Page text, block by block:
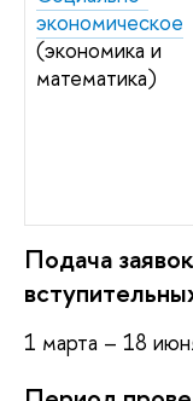
экономическое
(экономика и
математика)
Подача
1 марта – 18